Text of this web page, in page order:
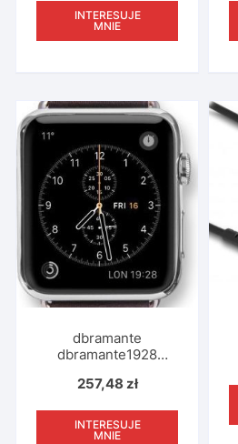
Cs-gms500sl
INTERESUJE
MNIE
dbramante
dbramante1928
Smartwatch, Brown,
Watch, Leather, Metal
257,48 zł
INTERESUJE
MNIE